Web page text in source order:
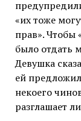
«их тоже
прав». Чтобы
было отдать
Девушка
ей
некоего
разглашает